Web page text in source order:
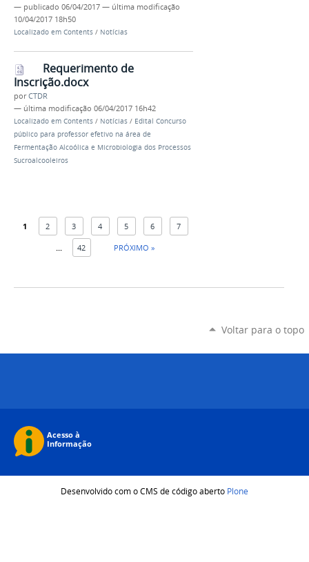
— publicado 06/04/2017 — última modificação
10/04/2017 18h50
Localizado em Contents / Notícias
Requerimento de
Inscrição.docx
porCTDR
— última modificação 06/04/2017 16h42
Localizado em Contents / Notícias / Edital Concurso
público para professor efetivo na área de
Fermentação Alcoólica e Microbiologia dos Processos
Sucroalcooleiros
1 2 3 4 5 6 7
... 42 PRÓXIMO »
Voltar para o topo
Desenvolvido com o CMS de código aberto Plone